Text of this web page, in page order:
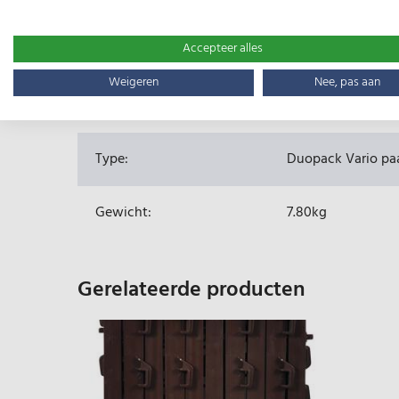
Specificaties
Type: Duopack Vario
Gewicht: 7.80kg
Gerelateerde producten
Accepteer alles
Weigeren
Nee, pas aan